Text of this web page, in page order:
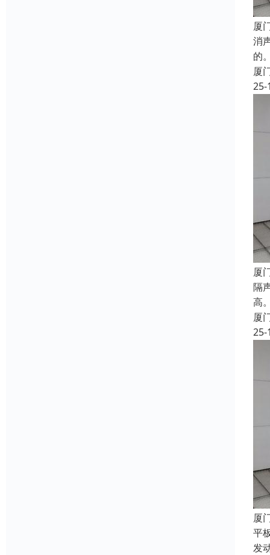
厦
消
的
厦
25-
厦
隔
高
厦
25-
厦
平
发